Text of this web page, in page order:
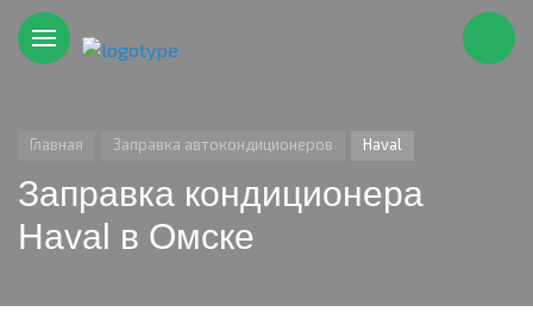
Главная Заправка автокондиционеров Haval
Заправка кондиционера
Haval в Омске